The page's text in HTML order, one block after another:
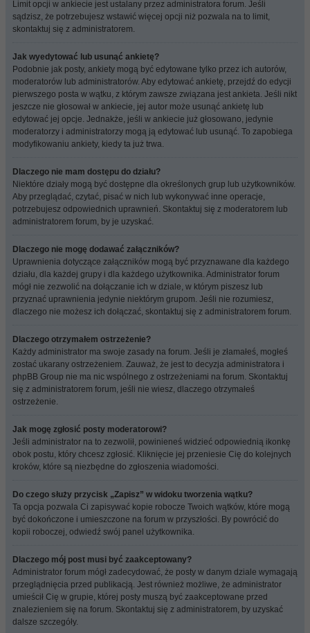
Limit opcji w ankiecie jest ustalany przez administratora forum. Jeśli
sądzisz, że potrzebujesz wstawić więcej opcji niż pozwala na to limit,
skontaktuj się z administratorem.
Jak wyedytować lub usunąć ankietę?
Podobnie jak posty, ankiety mogą być edytowane tylko przez ich autorów,
moderatorów lub administratorów. Aby edytować ankietę, przejdź do edycji
pierwszego posta w wątku, z którym zawsze związana jest ankieta. Jeśli nikt
jeszcze nie głosował w ankiecie, jej autor może usunąć ankietę lub
edytować jej opcje. Jednakże, jeśli w ankiecie już głosowano, jedynie
moderatorzy i administratorzy mogą ją edytować lub usunąć. To zapobiega
modyfikowaniu ankiety, kiedy ta już trwa.
Dlaczego nie mam dostępu do działu?
Niektóre działy mogą być dostępne dla określonych grup lub użytkowników.
Aby przeglądać, czytać, pisać w nich lub wykonywać inne operacje,
potrzebujesz odpowiednich uprawnień. Skontaktuj się z moderatorem lub
administratorem forum, by je uzyskać.
Dlaczego nie mogę dodawać załączników?
Uprawnienia dotyczące załączników mogą być przyznawane dla każdego
działu, dla każdej grupy i dla każdego użytkownika. Administrator forum
mógł nie zezwolić na dołączanie ich w dziale, w którym piszesz lub
przyznać uprawnienia jedynie niektórym grupom. Jeśli nie rozumiesz,
dlaczego nie możesz ich dołączać, skontaktuj się z administratorem forum.
Dlaczego otrzymałem ostrzeżenie?
Każdy administrator ma swoje zasady na forum. Jeśli je złamałeś, mogłeś
zostać ukarany ostrzeżeniem. Zauważ, że jest to decyzja administratora i
phpBB Group nie ma nic wspólnego z ostrzeżeniami na forum. Skontaktuj
się z administratorem forum, jeśli nie wiesz, dlaczego otrzymałeś
ostrzeżenie.
Jak mogę zgłosić posty moderatorowi?
Jeśli administrator na to zezwolił, powinieneś widzieć odpowiednią ikonkę
obok postu, który chcesz zgłosić. Kliknięcie jej przeniesie Cię do kolejnych
kroków, które są niezbędne do zgłoszenia wiadomości.
Do czego służy przycisk „Zapisz” w widoku tworzenia wątku?
Ta opcja pozwala Ci zapisywać kopie robocze Twoich wątków, które mogą
być dokończone i umieszczone na forum w przyszłości. By powrócić do
kopii roboczej, odwiedź swój panel użytkownika.
Dlaczego mój post musi być zaakceptowany?
Administrator forum mógł zadecydować, że posty w danym dziale wymagają
przeglądnięcia przed publikacją. Jest również możliwe, że administrator
umieścił Cię w grupie, której posty muszą być zaakceptowane przed
znalezieniem się na forum. Skontaktuj się z administratorem, by uzyskać
dalsze szczegóły.